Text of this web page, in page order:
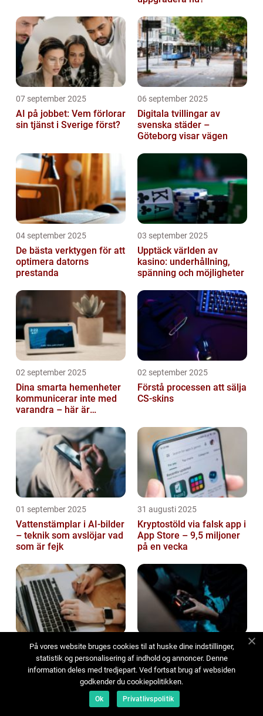
07 september 2025
AI på jobbet: Vem förlorar
sin tjänst i Sverige först?
06 september 2025
Digitala tvillingar av
svenska städer –
Göteborg visar vägen
04 september 2025
De bästa verktygen för att
optimera datorns
prestanda
03 september 2025
Upptäck världen av
kasino: underhållning,
spänning och möjligheter
02 september 2025
Dina smarta hemenheter
kommunicerar inte med
varandra – här är
02 september 2025
Förstå processen att sälja
CS-skins
01 september 2025
Vattenstämplar i AI-bilder
– teknik som avslöjar vad
som är fejk
31 augusti 2025
Kryptostöld via falsk app i
App Store – 9,5 miljoner
på en vecka
30 augusti 2025
IT-support i Markaryd: En
guide till tillförlitlig IT-
30 augusti 2025
När AI-NPC:er börjar
minnas dig och förändra
spelvärlden
På vores website bruges cookies til at huske dine indstillinger,
statistik og personalisering af indhold og annoncer. Denne
information deles med tredjepart. Ved fortsat brug af websiden
godkender du cookiepolitikken.
Ok Privatlivspolitik